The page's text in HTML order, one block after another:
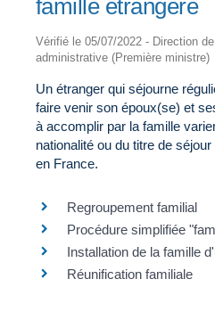
famille étrangère
Vérifié le 05/07/2022 - Direction
administrative (Première ministre)
Un étranger qui séjourne
faire venir son époux(se) et
à accomplir par la famille
nationalité ou du titre de
en France.
Regroupement familial
Procédure simplifiée
Installation de la famille
Réunification familiale